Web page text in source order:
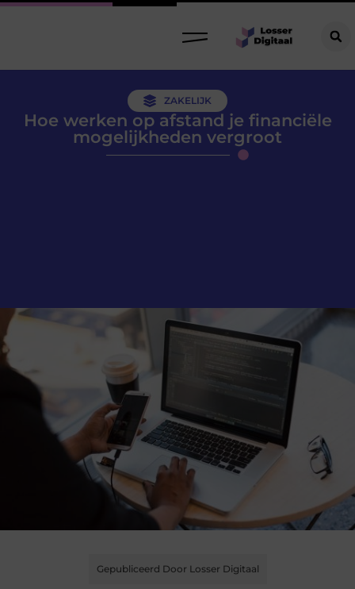
ZAKELIJK
Hoe werken op afstand je financiële
mogelijkheden vergroot
Gepubliceerd Door Losser Digitaal